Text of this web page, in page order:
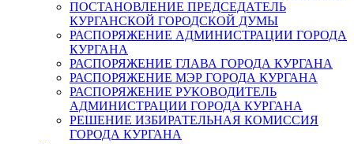
ПОСТАНОВЛЕНИЕ ПРЕДСЕДАТЕЛЬ
КУРГАНСКОЙ ГОРОДСКОЙ ДУМЫ
РАСПОРЯЖЕНИЕ АДМИНИСТРАЦИИ ГОРОДА
КУРГАНА
РАСПОРЯЖЕНИЕ ГЛАВА ГОРОДА КУРГАНА
РАСПОРЯЖЕНИЕ МЭР ГОРОДА КУРГАНА
РАСПОРЯЖЕНИЕ РУКОВОДИТЕЛЬ
АДМИНИСТРАЦИИ ГОРОДА КУРГАНА
РЕШЕНИЕ ИЗБИРАТЕЛЬНАЯ КОМИССИЯ
ГОРОДА КУРГАНА